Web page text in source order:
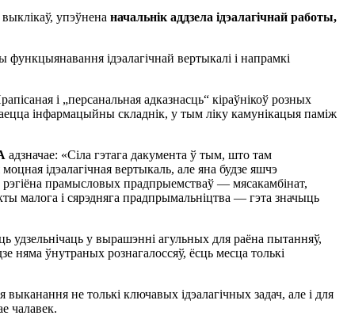
упэўнена начальнiк аддзела iдэалагiчнай работы,
функцыянавання iдэалагiчнай вертыкалi i напрамкi
i „персанальная адказнасць“ кiраўнiкоў розных
iнфармацыйны складнiк, у тым лiку камунiкацыя памiж
адзначае: «Сiла гэтага дакумента ў тым, што там
iдэалагiчная вертыкаль, але яна будзе яшчэ
прамысловых прадпрыемстваў — мясакамбiнат,
малога i сярэдняга прадпрымальнiцтва — гэта значыць
удзельнiчаць у вырашэннi агульных для раёна пытанняў,
ўнутраных рознагалоссяў, ёсць месца толькi
не толькi ключавых iдэалагiчных задач, але i для
чалавек.